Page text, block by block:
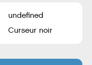
undefined
Curseur noir